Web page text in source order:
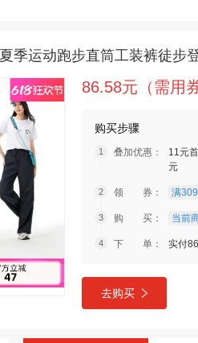
季运动跑步直筒工装裤徒步
86.58元（需用
购买步骤
叠加优惠：
11元
元
领 券： 满
购 买： 当前
下 单： 实付
去购买